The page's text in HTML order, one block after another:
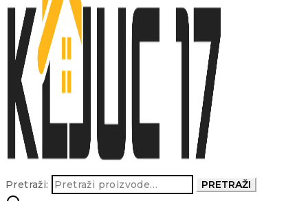
Pretraži: PRETRAŽI